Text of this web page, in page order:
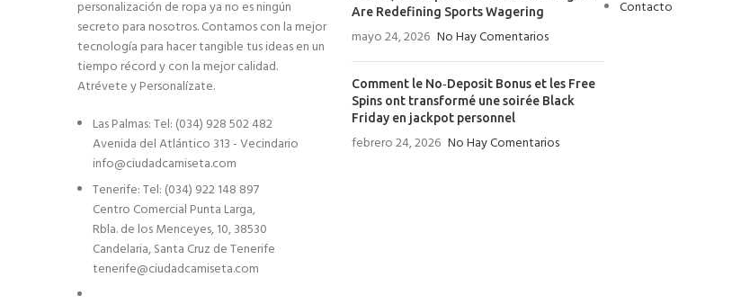
personalización de ropa ya no es ningún
secreto para nosotros. Contamos con la mejor
tecnología para hacer tangible tus ideas en un
tiempo récord y con la mejor calidad.
Atrévete y Personalízate.
Las Palmas: Tel: (034) 928 502 482
Avenida del Atlántico 313 - Vecindario
info@ciudadcamiseta.com
Tenerife: Tel: (034) 922 148 897
Centro Comercial Punta Larga,
Rbla. de los Menceyes, 10, 38530
Candelaria, Santa Cruz de Tenerife
tenerife@ciudadcamiseta.com
Are Redefining Sports Wagering
mayo 24, 2026 No Hay Comentarios
Comment le No‑Deposit Bonus et les Free
Spins ont transformé une soirée Black
Friday en jackpot personnel
febrero 24, 2026 No Hay Comentarios
Contacto